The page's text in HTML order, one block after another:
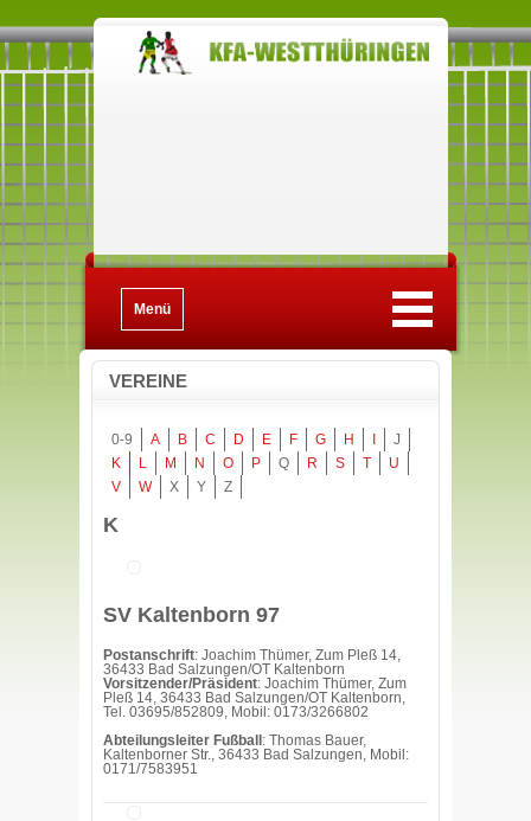
Menü
VEREINE
0-9 A B C D E F G H
J
K
L M N O P Q R S T
U
V
W X Y Z
K
SV Kaltenborn 97
Postanschrift: Joachim Thümer, Zum Pleß 14,
36433 Bad Salzungen/OT Kaltenborn
Vorsitzender/Präsident: Joachim Thümer, Zum
Pleß 14, 36433 Bad Salzungen/OT Kaltenborn,
Tel. 03695/852809, Mobil: 0173/3266802
Abteilungsleiter Fußball : Thomas Bauer,
Kaltenborner Str., 36433 Bad Salzungen, Mobil:
0171/7583951